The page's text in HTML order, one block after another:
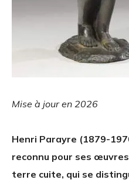
Mise à jour en 2026
Henri Parayre (1879-
reconnu pour ses
terre cuite, qui se